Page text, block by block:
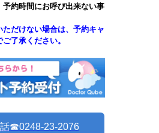
約時間にお呼び出来ない事
だけない場合は、予約キャ
了承ください。
☎︎0248-23-2076